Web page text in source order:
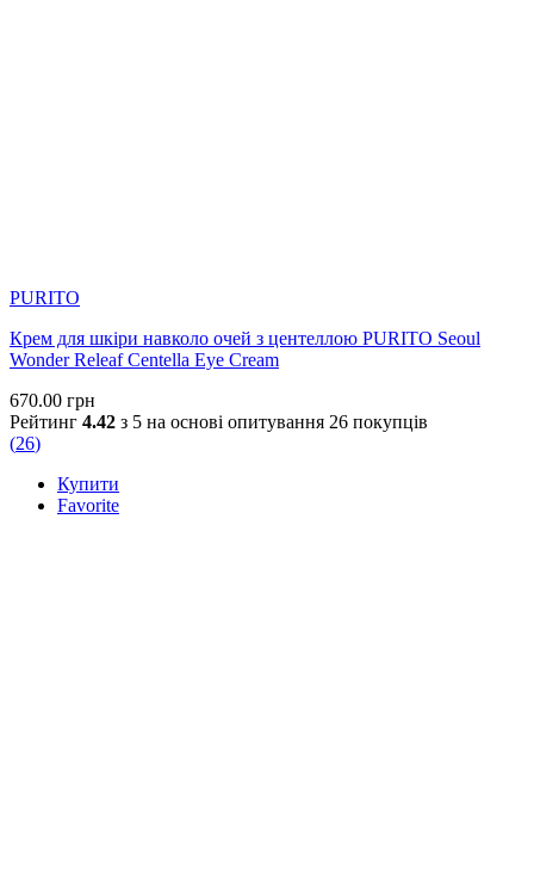
PURITO
Крем для шкіри навколо очей з центеллою PURITO Seoul
Wonder Releaf Centella Eye Cream
670.00 грн
Рейтинг 4.42 з 5 на основі опитування 26 покупців
(26)
Купити
Favorite